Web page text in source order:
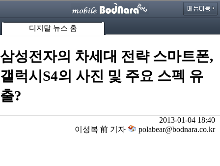
디지탈 뉴스 홈
삼성전자의 차세대 전략 스마트폰,
갤럭시S4의 사진 및 주요 스펙 유
출?
2013-01-04 18:40
이성복 前 기자
polabear@bodnara.co.kr